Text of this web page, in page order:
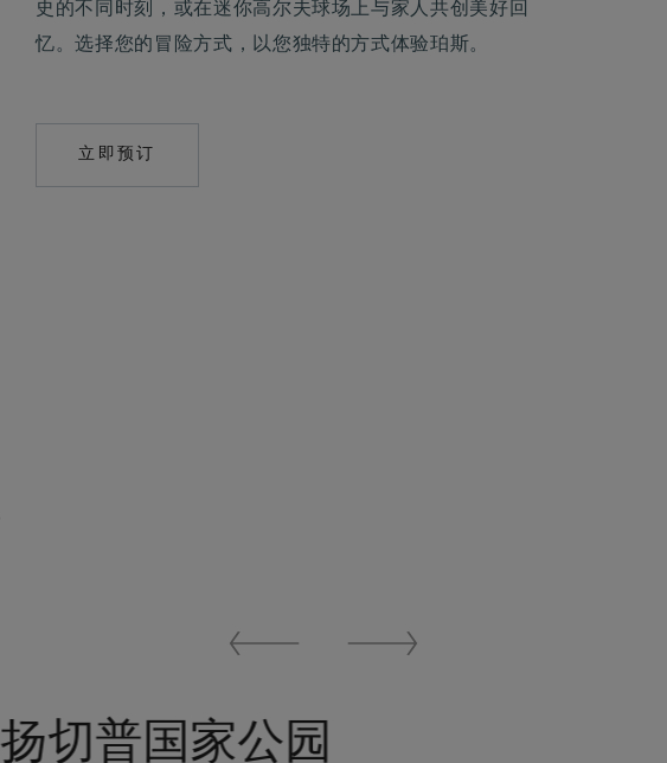
史的不同时刻，或在迷你高尔夫球场上与家人共创美好回
忆。选择您的冒险方式，以您独特的方式体验珀斯。
立即预订
MAILTO:
Previous
Next
扬切普国家公园